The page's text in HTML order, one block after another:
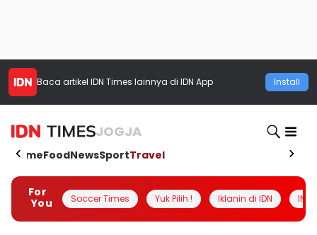
Baca artikel IDN Times lainnya di IDN App Install
JOGJA
HomeFoodNewsSportTravel
For
You
Soccer Times Yuk Pilih ! Iklanin di IDN